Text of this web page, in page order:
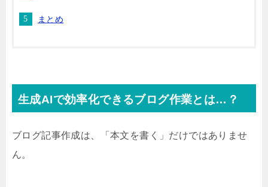
まとめ
生成AIで効率化できるブログ作業とは…？
ブログ記事作成は、「本文を書く」だけではありませ
ん。